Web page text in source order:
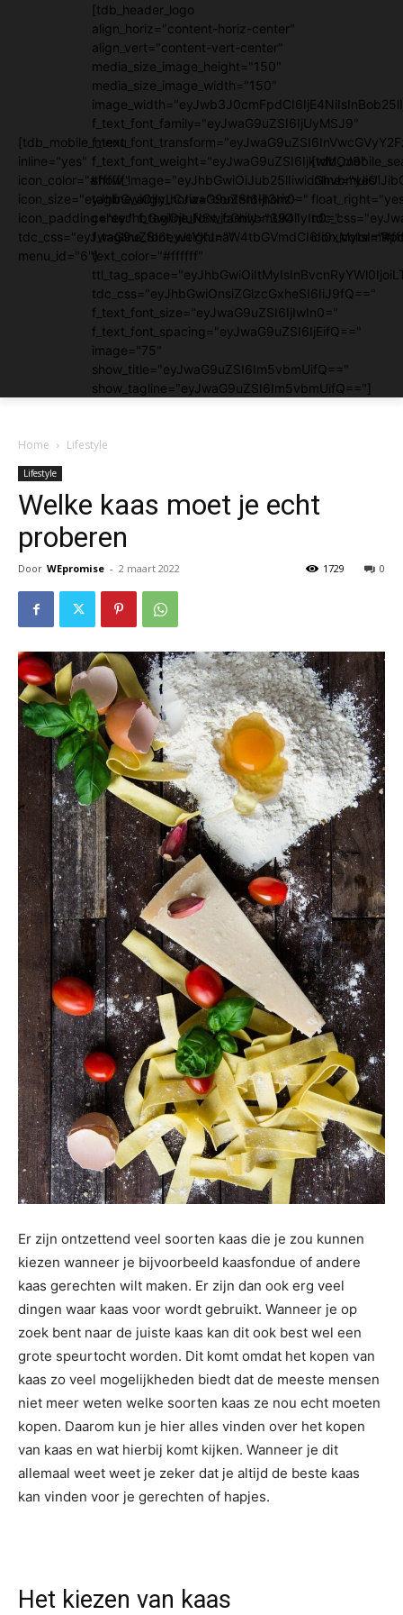
[tdb_mobile_menu
inline="yes"
icon_color="#ffffff"
icon_size="eyJhbGwiOjIyLCJwaG9uZSI6IjI3In0="
icon_padding="eyJhbGwiOjIuNSwicGhvbmUiOiIyIn0="
menu_id="6"]
[tdb_header_logo
align_horiz="content-horiz-center"
align_vert="content-vert-center"
media_size_image_height="150"
media_size_image_width="150"
f_text_font_family="eyJwaG9uZSI6IjUyMSJ9"
f_text_font_weight="eyJwaG9uZSI6IjkwMCJ9"
tagline_align_horiz="content-horiz-
center" f_tagline_font_family="394"
f_tagline_font_weight=""
text_color="#ffffff"
tdc_css="eyJhbGwiOnsiZGlzcGxheSI6IiJ9fQ=="
f_text_font_size="eyJwaG9uZSI6IjIwIn0="
f_text_font_spacing="eyJwaG9uZSI6IjEifQ=="
image="75"
show_title="eyJwaG9uZSI6Im5vbmUifQ=="
show_tagline="eyJwaG9uZSI6Im5vbmUifQ=="]
inline="yes"
Home Lifestyle
Lifestyle
Welke kaas moet je echt
proberen
Door WEpromise - 2 maart 2022 0
1729
Er zijn ontzettend veel soorten kaas die je zou kunnen
kiezen wanneer je bijvoorbeeld kaasfondue of andere
kaas gerechten wilt maken. Er zijn dan ook erg veel
dingen waar kaas voor wordt gebruikt. Wanneer je op
zoek bent naar de juiste kaas kan dit ook best wel een
grote speurtocht worden. Dit komt omdat het kopen van
kaas zo veel mogelijkheden biedt dat de meeste mensen
niet meer weten welke soorten kaas ze nou echt moeten
kopen. Daarom kun je hier alles vinden over het kopen
van kaas en wat hierbij komt kijken. Wanneer je dit
allemaal weet weet je zeker dat je altijd de beste kaas
kan vinden voor je gerechten of hapjes.
Het kiezen van kaas